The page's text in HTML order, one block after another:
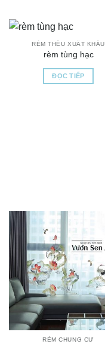
RÈM THÊU XUẤT KHẨU
rèm tùng hạc
ĐỌC TIẾP
RÈM CHUNG CƯ